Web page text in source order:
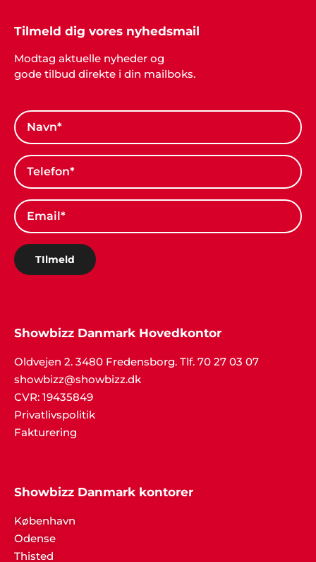
Tilmeld dig vores nyhedsmail
Modtag aktuelle nyheder og
gode tilbud direkte i din mailboks.
TIlmeld
Showbizz Danmark Hovedkontor
Oldvejen 2. 3480 Fredensborg. Tlf. 70 27 03 07
showbizz@showbizz.dk
CVR: 19435849
Privatlivspolitik
Fakturering
Showbizz Danmark kontorer
København
Odense
Thisted